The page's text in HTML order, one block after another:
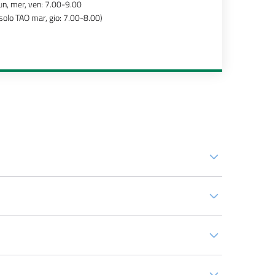
mer, ven: 7.00-9.00
TAO mar, gio: 7.00-8.00)